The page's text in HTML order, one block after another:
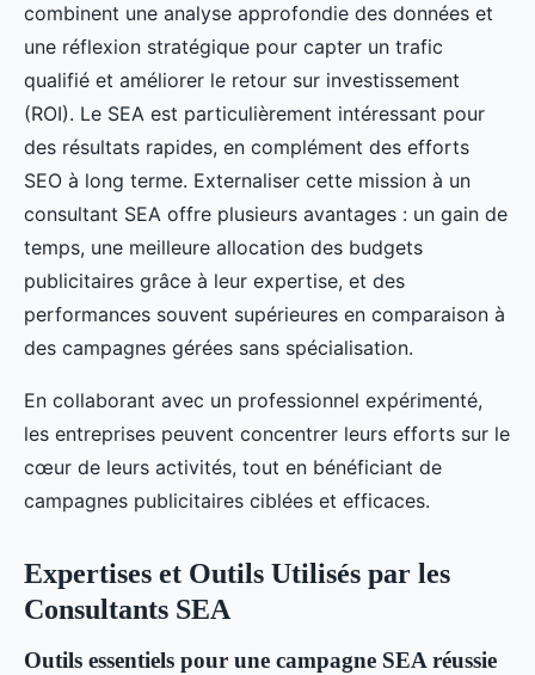
combinent une analyse approfondie des données et
une réflexion stratégique pour capter un trafic
qualifié et améliorer le retour sur investissement
(ROI). Le SEA est particulièrement intéressant pour
des résultats rapides, en complément des efforts
SEO à long terme. Externaliser cette mission à un
consultant SEA offre plusieurs avantages : un gain de
temps, une meilleure allocation des budgets
publicitaires grâce à leur expertise, et des
performances souvent supérieures en comparaison à
des campagnes gérées sans spécialisation.
En collaborant avec un professionnel expérimenté,
les entreprises peuvent concentrer leurs efforts sur le
cœur de leurs activités, tout en bénéficiant de
campagnes publicitaires ciblées et efficaces.
Expertises et Outils Utilisés par les
Consultants SEA
Outils essentiels pour une campagne SEA réussie